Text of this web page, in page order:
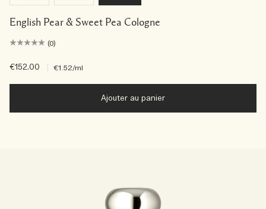
English Pear & Sweet Pea Cologne
(0)
€152.00 €1.52/ml
Ajouter au panier